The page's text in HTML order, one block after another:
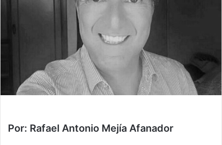
Por: Rafael Antonio Mejía Afanador